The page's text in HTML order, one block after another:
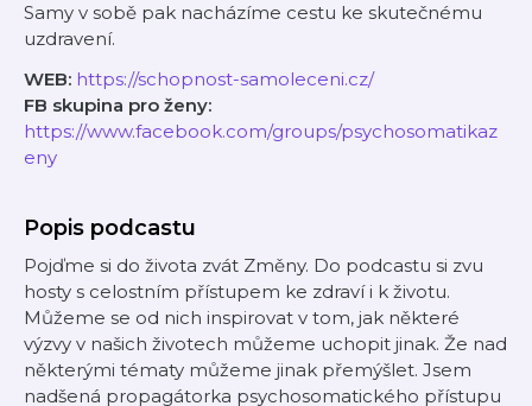
Samy v sobě pak nacházíme cestu ke skutečnému
uzdravení.
WEB: https://schopnost-samoleceni.cz/
FB skupina pro ženy:
https://www.facebook.com/groups/psychosomatikaz
eny
Popis podcastu
Pojďme si do života zvát Změny. Do podcastu si zvu
hosty s celostním přístupem ke zdraví i k životu.
Můžeme se od nich inspirovat v tom, jak některé
výzvy v našich životech můžeme uchopit jinak. Že nad
některými tématy můžeme jinak přemýšlet. Jsem
nadšená propagátorka psychosomatického přístupu